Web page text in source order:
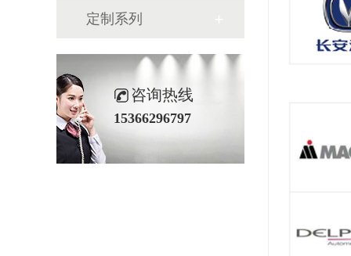
定制系列
咨询热线
15366296797